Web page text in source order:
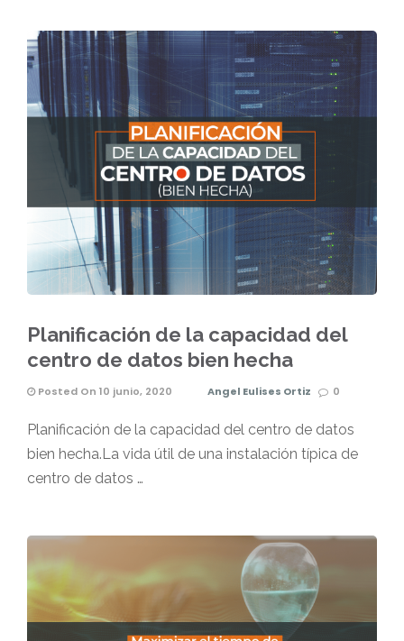
Planificación de la capacidad del
centro de datos bien hecha
Posted On 10 junio, 2020 Angel Eulises Ortiz 0
Planificación de la capacidad del centro de datos
bien hecha.La vida útil de una instalación típica de
centro de datos …